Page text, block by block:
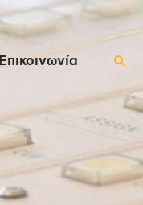
Επικοινωνία